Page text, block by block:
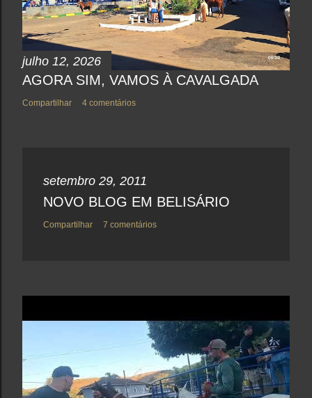
r
i
o
julho 12, 2026
AGORA SIM, VAMOS À CAVALGADA
Compartilhar 4 comentários
setembro 29, 2011
NOVO BLOG EM BELISÁRIO
Compartilhar 7 comentários